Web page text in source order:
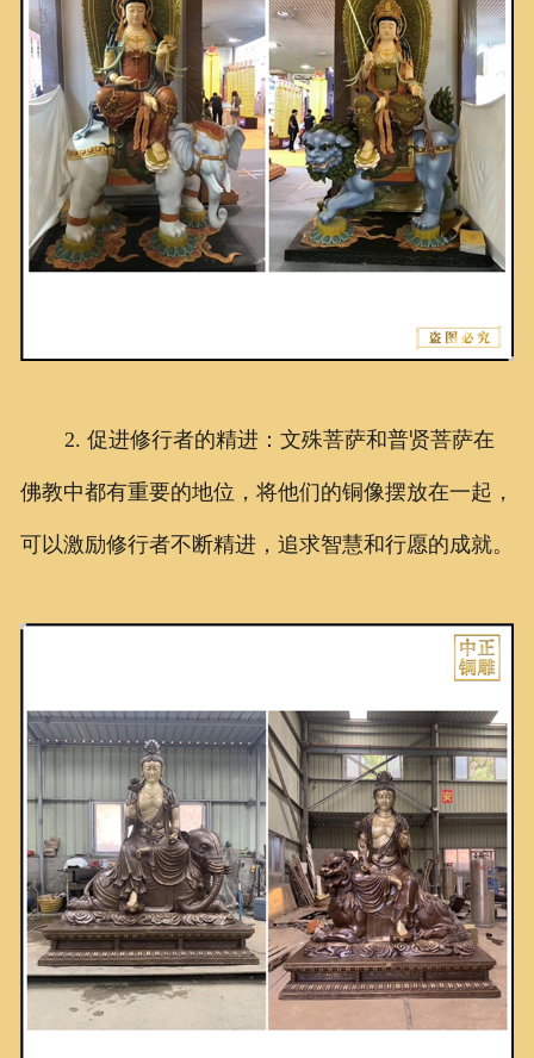
2. 促进修行者的精进：文殊菩萨和普贤菩萨在
佛教中都有重要的地位，将他们的铜像摆放在一起，
可以激励修行者不断精进，追求智慧和行愿的成就。